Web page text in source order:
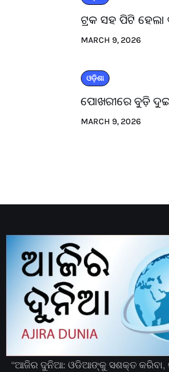
ଟ୍ରକ ସହ ପିଟି
MARCH 9, 2026
ଓଡ଼ିଶା
ପୋଖରୀରେ ବୁଡ଼ି ଦୁଇ
MARCH 9, 2026
“ଆଜିର ଦୁନିଆ: ଓଡିଆଙ୍କୁ ସଶକ୍ତ କରିବା,